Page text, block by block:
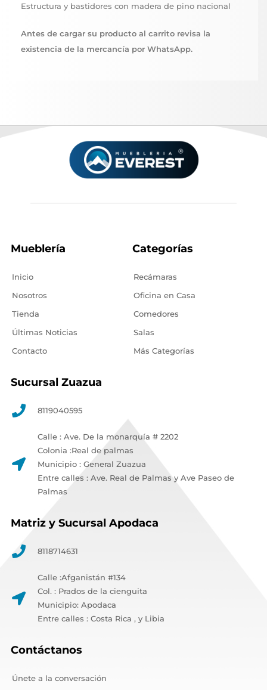
Estructura y bastidores con madera de pino nacional
Antes de cargar su producto al carrito revisa la
existencia de la mercancía por WhatsApp.
Mueblería
Inicio
Nosotros
Tienda
Últimas Noticias
Contacto
Categorías
Recámaras
Oficina en Casa
Comedores
Salas
Más Categorías
Sucursal Zuazua
8119040595
Calle : Ave. De la monarquía # 2202
Colonia :Real de palmas
Municipio : General Zuazua
Entre calles : Ave. Real de Palmas y Ave Paseo de
Palmas
Matriz y Sucursal Apodaca
8118714631
Calle :Afganistán #134
Col. : Prados de la cienguita
Municipio: Apodaca
Entre calles : Costa Rica , y Libia
Contáctanos
Únete a la conversación